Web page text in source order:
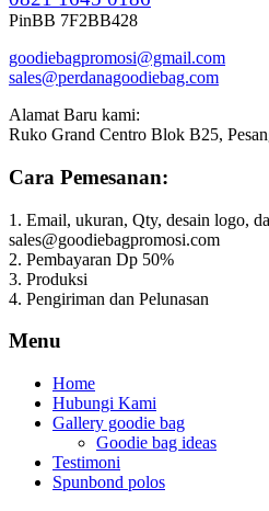
PinBB 7F2BB428
goodiebagpromosi@gmail.com
sales@perdanagoodiebag.com
Alamat Baru kami:
Ruko Grand Centro Blok B25,
Cara Pemesanan:
1. Email, ukuran, Qty, desain logo,
sales@goodiebagpromosi.com
2. Pembayaran Dp 50%
3. Produksi
4. Pengiriman dan Pelunasan
Menu
Home
Hubungi Kami
Gallery goodie bag
Goodie bag ideas
Testimoni
Spunbond polos